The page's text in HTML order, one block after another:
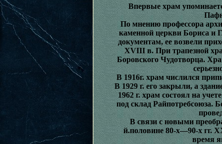
Впервые храм
По мнению профессора
каменной церкви Бориса и
документам, ее возвели
XVIII в. При трапезной
Боровского Чудотворца.
В 1916г. храм числился
В 1929 г. его закрыли, а
1962 г. храм состоял на
под склад Райпотребсоюза.
В связи с новыми
й.половине 80-х—90-х гг.
время